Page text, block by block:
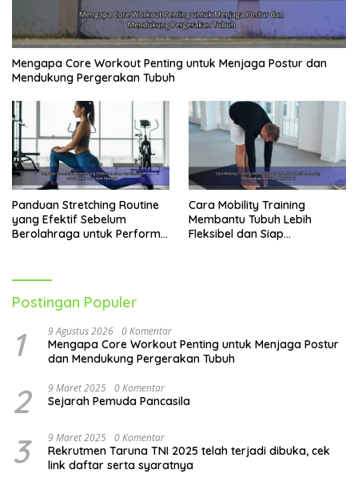
Mengapa Core Workout Penting untuk Menjaga Postur dan
Mendukung Pergerakan Tubuh
Panduan Stretching Routine
yang Efektif Sebelum
Berolahraga untuk Performa
Cara Mobility Training
Membantu Tubuh Lebih
Fleksibel dan Siap
Postingan Populer
1 9 Agustus 2026 0 Komentar
Mengapa Core Workout Penting untuk Menjaga Postur
dan Mendukung Pergerakan Tubuh
2 9 Maret 2025 0 Komentar
Sejarah Pemuda Pancasila
3 9 Maret 2025 0 Komentar
Rekrutmen Taruna TNI 2025 telah terjadi dibuka, cek
link daftar serta syaratnya